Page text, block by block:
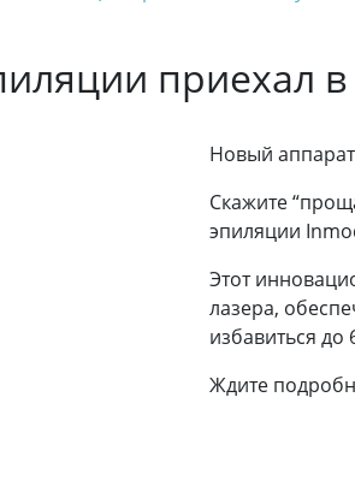
приехал в
Новый
Скажите
эпиляции
Этот
лазера,
избавиться до
Ждите